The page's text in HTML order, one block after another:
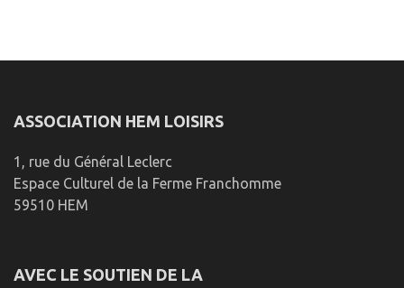
ASSOCIATION HEM LOISIRS
1, rue du Général Leclerc
Espace Culturel de la Ferme Franchomme
59510 HEM
AVEC LE SOUTIEN DE LA